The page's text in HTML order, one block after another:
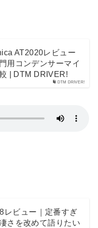
DTM DRIVER!
AT2020レビュー
用コンデンサーマイ
| DTM DRIVER!
レビュー｜定番すぎ
さを改めて語りたい